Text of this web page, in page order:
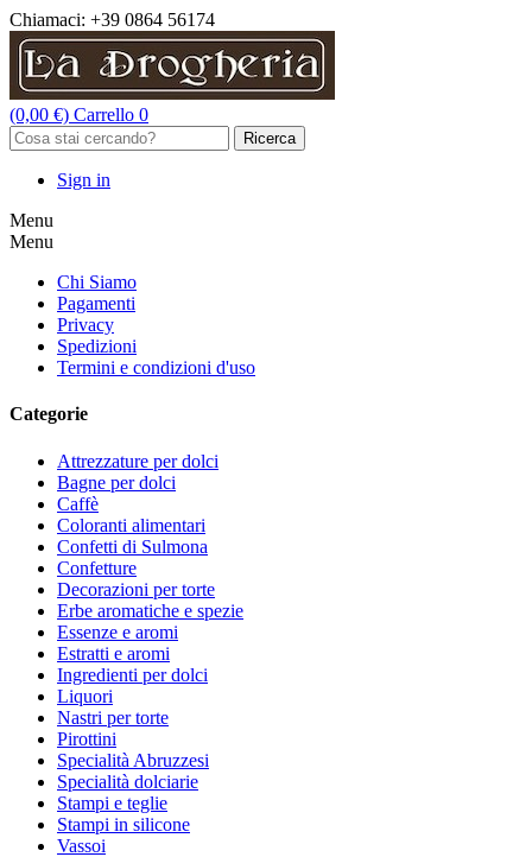
Chiamaci: +39 0864 56174
(0,00 €) Carrello 0
Ricerca
Sign in
Menu
Menu
Chi Siamo
Pagamenti
Privacy
Spedizioni
Termini e condizioni d'uso
Categorie
Attrezzature per dolci
Bagne per dolci
Caffè
Coloranti alimentari
Confetti di Sulmona
Confetture
Decorazioni per torte
Erbe aromatiche e spezie
Essenze e aromi
Estratti e aromi
Ingredienti per dolci
Liquori
Nastri per torte
Pirottini
Specialità Abruzzesi
Specialità dolciarie
Stampi e teglie
Stampi in silicone
Vassoi